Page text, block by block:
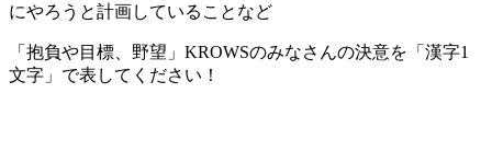
にやろうと計画していることなど
「抱負や目標、野望」KROWSのみなさんの決意を「漢字1
文字」で表してください！